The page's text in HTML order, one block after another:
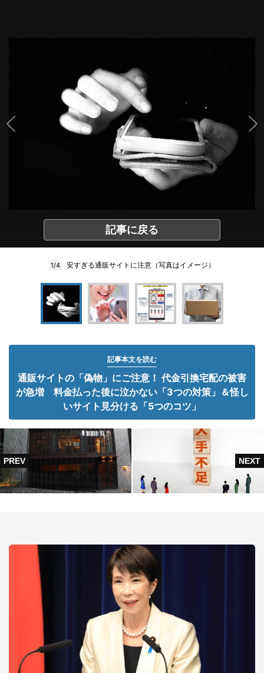
記事に戻る
1/4 安すぎる通販サイトに注意（写真はイメージ）
記事本文を読む
通販サイトの「偽物」にご注意！ 代金引換宅配の被害
が急増 料金払った後に泣かない「3つの対策」＆怪し
いサイト見分ける「5つのコツ」